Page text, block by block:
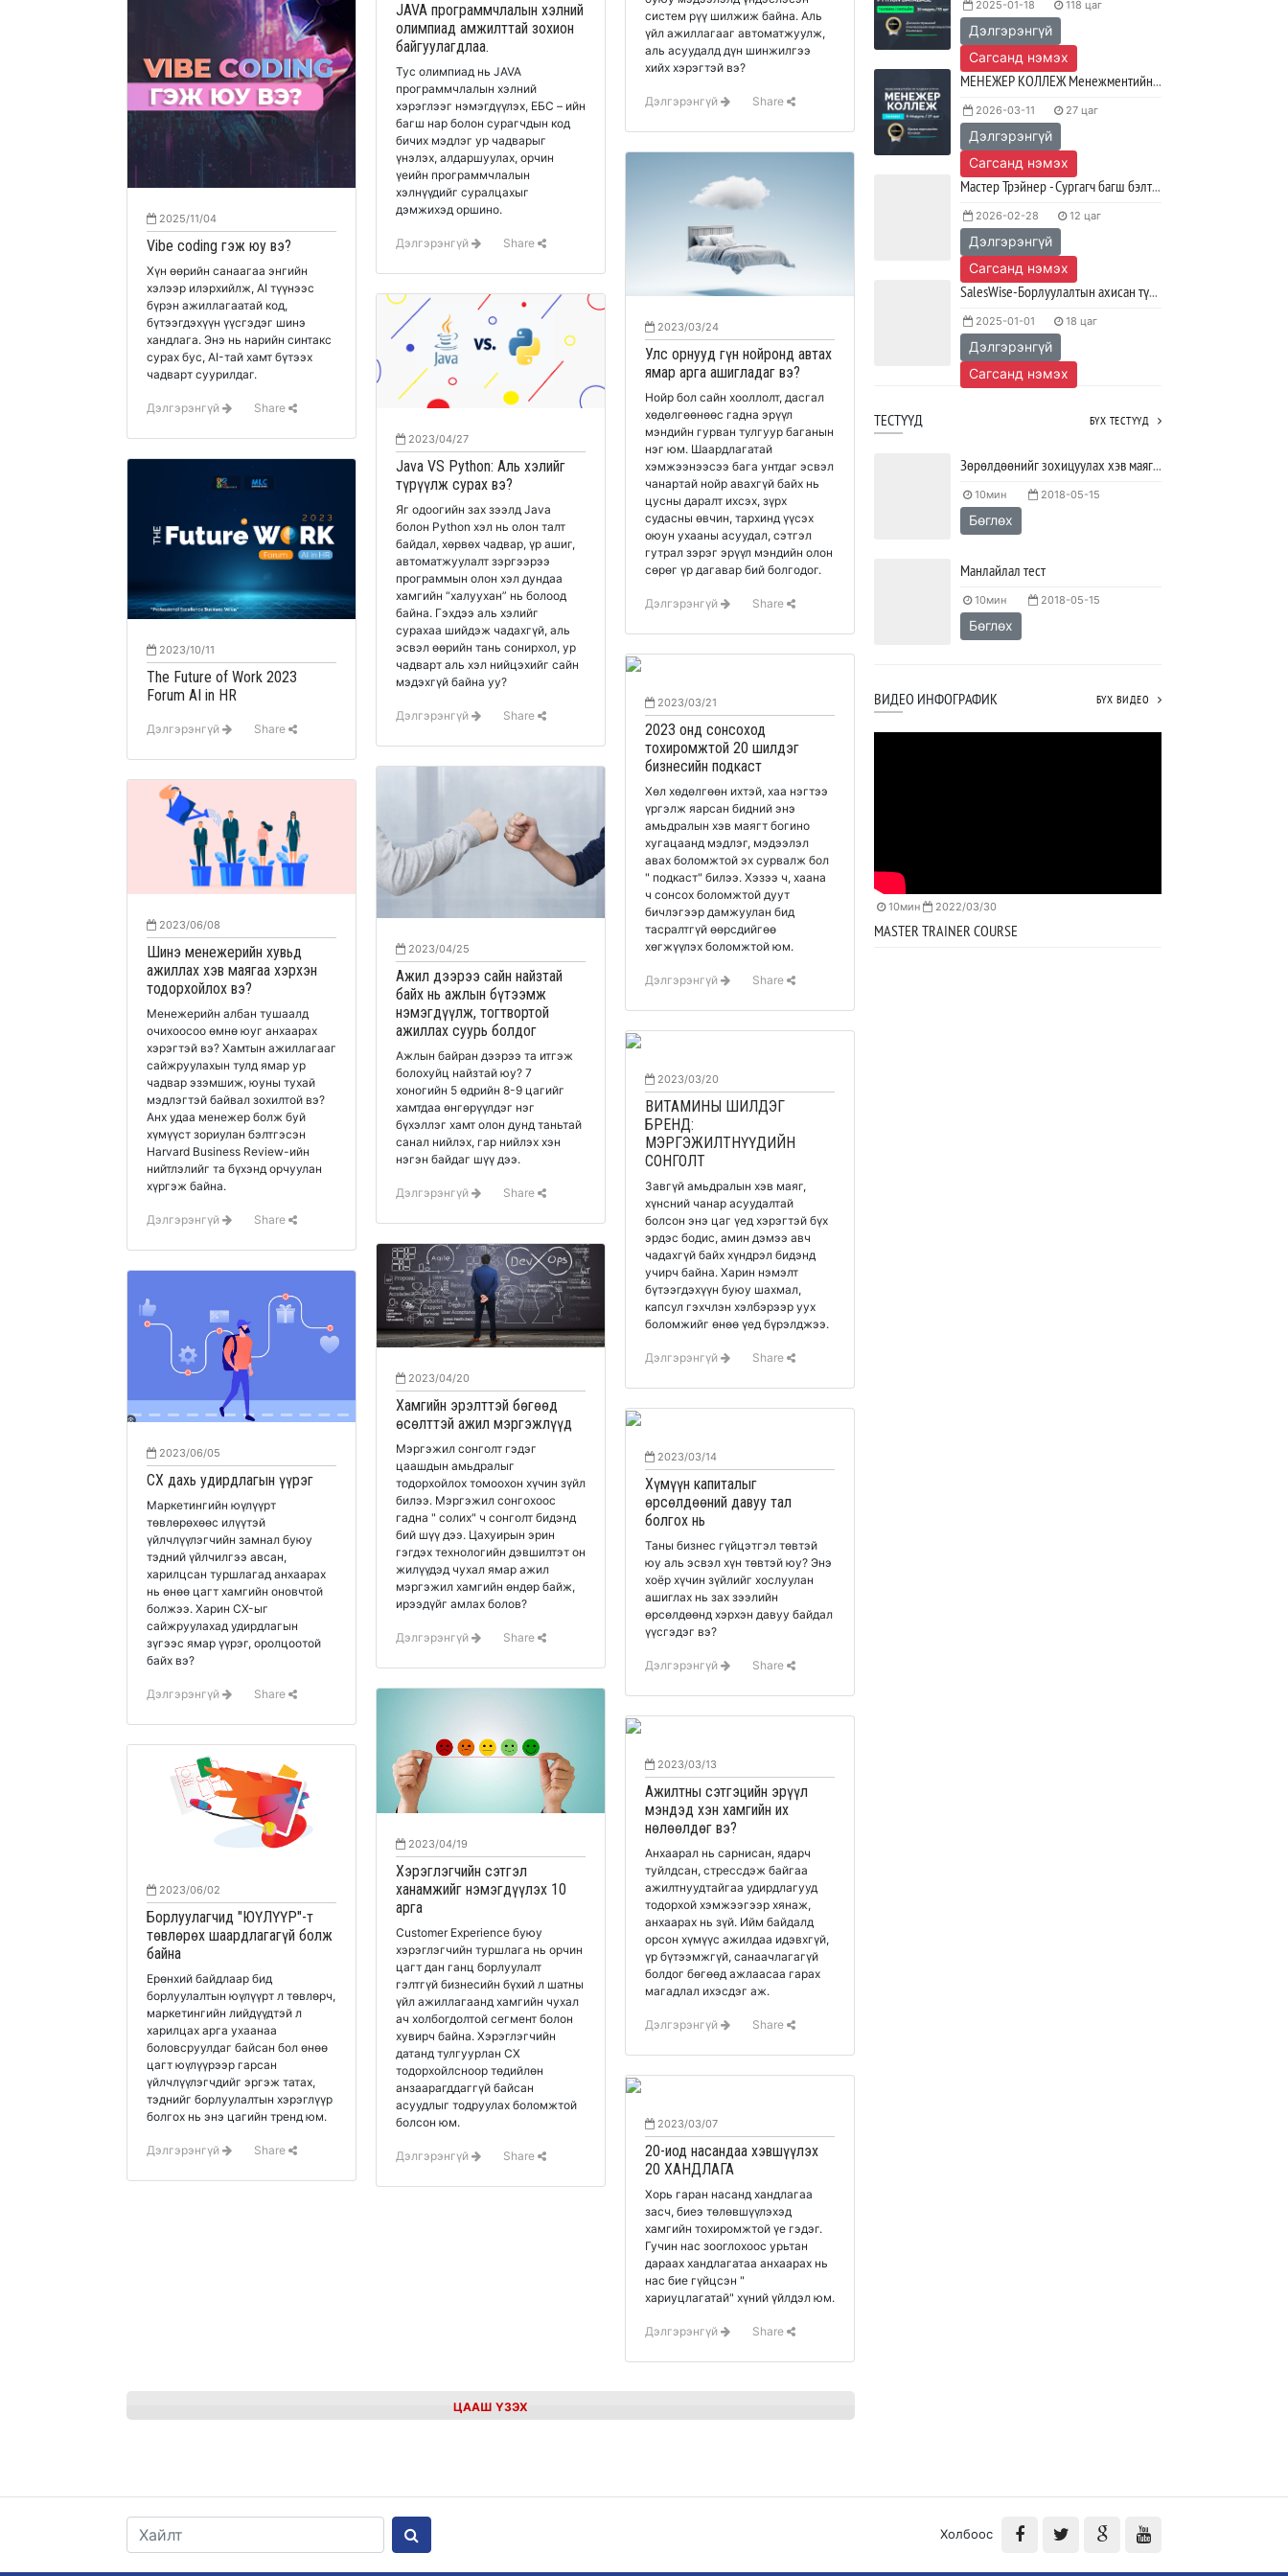
2025/11/04
Vibe coding гэж юу вэ?
Хүн өөрийн санаагаа энгийн
хэлээр илэрхийлж, AI түүнээс
бүрэн ажиллагаатай код,
бүтээгдэхүүн үүсгэдэг шинэ
хандлага. Энэ нь нарийн синтакс
сурах бус, AI-тай хамт бүтээх
чадварт суурилдаг.
Дэлгэрэнгүй Share
2023/10/11
The Future of Work 2023
Forum AI in HR
Дэлгэрэнгүй Share
2023/06/08
Шинэ менежерийн хувьд
ажиллах хэв маягаа хэрхэн
тодорхойлох вэ?
Менежерийн албан тушаалд
очихоосоо өмнө юуг анхаарах
хэрэгтэй вэ? Хамтын ажиллагааг
сайжруулахын тулд ямар ур
чадвар эзэмшиж, юуны тухай
мэдлэгтэй байвал зохилтой вэ?
Анх удаа менежер болж буй
хүмүүст зориулан бэлтгэсэн
Harvard Business Review-ийн
нийтлэлийг та бүхэнд орчуулан
хүргэж байна.
Дэлгэрэнгүй Share
2023/06/05
CX дахь удирдлагын үүрэг
Маркетингийн юүлүүрт
төвлөрөхөөс илүүтэй
үйлчлүүлэгчийн замнал буюу
тэдний үйлчилгээ авсан,
харилцсан туршлагад анхаарах
нь өнөө цагт хамгийн оновчтой
болжээ. Харин CX-ыг
сайжруулахад удирдлагын
зүгээс ямар үүрэг, оролцоотой
байх вэ?
Дэлгэрэнгүй Share
2023/06/02
Борлуулагчид "ЮҮЛҮҮР"-т
төвлөрөх шаардлагагүй болж
байна
Ерөнхий байдлаар бид
борлуулалтын юүлүүрт л төвлөрч,
маркетингийн лийдүүдтэй л
харилцах арга ухаанаа
боловсруулдаг байсан бол өнөө
цагт юүлүүрээр гарсан
үйлчлүүлэгчдийг эргэж татах,
тэднийг борлуулалтын хэрэглүүр
болгох нь энэ цагийн тренд юм.
Дэлгэрэнгүй Share
JAVA программчлалын хэлний
олимпиад амжилттай зохион
байгуулагдлаа.
Тус олимпиад нь JAVA
программчлалын хэлний
хэрэглээг нэмэгдүүлэх, ЕБС – ийн
багш нар болон сурагчдын код
бичих мэдлэг ур чадварыг
үнэлэх, алдаршуулах, орчин
үеийн программчлалын
хэлнүүдийг суралцахыг
дэмжихэд оршино.
Дэлгэрэнгүй Share
2023/04/27
Java VS Python: Аль хэлийг
түрүүлж сурах вэ?
Яг одоогийн зах зээлд Java
болон Python хэл нь олон талт
байдал, хөрвөх чадвар, үр ашиг,
автоматжуулалт зэргээрээ
программын олон хэл дундаа
хамгийн “халуухан” нь болоод
байна. Гэхдээ аль хэлийг
сурахаа шийдэж чадахгүй, аль
эсвэл өөрийн тань сонирхол, ур
чадварт аль хэл нийцэхийг сайн
мэдэхгүй байна уу?
Дэлгэрэнгүй Share
2023/04/25
Ажил дээрээ сайн найзтай
байх нь ажлын бүтээмж
нэмэгдүүлж, тогтвортой
ажиллах суурь болдог
Ажлын байран дээрээ та итгэж
болохуйц найзтай юу? 7
хоногийн 5 өдрийн 8-9 цагийг
хамтдаа өнгөрүүлдэг нэг
бүхэллэг хамт олон дунд таньтай
санал нийлэх, гар нийлэх хэн
нэгэн байдаг шүү дээ.
Дэлгэрэнгүй Share
2023/04/20
Хамгийн эрэлттэй бөгөөд
өсөлттэй ажил мэргэжлүүд
Мэргэжил сонголт гэдэг
цаашдын амьдралыг
тодорхойлох томоохон хүчин зүйл
билээ. Мэргэжил сонгохоос
гадна " солих" ч сонголт бидэнд
бий шүү дээ. Цахуирын эрин
гэгдэх технологийн дэвшилтэт он
жилүүдэд чухал ямар ажил
мэргэжил хамгийн өндөр байж,
ирээдүйг амлах болов?
Дэлгэрэнгүй Share
2023/04/19
Хэрэглэгчийн сэтгэл
ханамжийг нэмэгдүүлэх 10
арга
Customer Experience буюу
хэрэглэгчийн туршлага нь орчин
цагт дан ганц борлуулалт
гэлтгүй бизнесийн бүхий л шатны
үйл ажиллагаанд хамгийн чухал
ач холбогдолтой сегмент болон
хувирч байна. Хэрэглэгчийн
датанд тулгуурлан CX
тодорхойлсноор төдийлөн
анзаарагддаггүй байсан
асуудлыг тодруулах боломжтой
болсон юм.
Дэлгэрэнгүй Share
систем рүү шилжиж байна. Аль
үйл ажиллагааг автоматжуулж,
аль асуудалд дүн шинжилгээ
хийх хэрэгтэй вэ?
Дэлгэрэнгүй Share
2023/03/24
Улс орнууд гүн нойронд автах
ямар арга ашигладаг вэ?
Нойр бол сайн хооллолт, дасгал
хөдөлгөөнөөс гадна эрүүл
мэндийн гурван тулгуур баганын
нэг юм. Шаардлагатай
хэмжээнээсээ бага унтдаг эсвэл
чанартай нойр авахгүй байх нь
цусны даралт ихсэх, зүрх
судасны өвчин, тархинд үүсэх
оюун ухааны асуудал, сэтгэл
гутрал зэрэг эрүүл мэндийн олон
сөрөг үр дагавар бий болгодог.
Дэлгэрэнгүй Share
2023/03/21
2023 онд сонсоход
тохиромжтой 20 шилдэг
бизнесийн подкаст
Хөл хөдөлгөөн ихтэй, хаа нэгтээ
үргэлж яарсан бидний энэ
амьдралын хэв маягт богино
хугацаанд мэдлэг, мэдээлэл
авах боломжтой эх сурвалж бол
" подкаст" билээ. Хэзээ ч, хаана
ч сонсох боломжтой дуут
бичлэгээр дамжуулан бид
тасралтгүй өөрсдийгөө
хөгжүүлэх боломжтой юм.
Дэлгэрэнгүй Share
2023/03/20
ВИТАМИНЫ ШИЛДЭГ
БРЕНД:
МЭРГЭЖИЛТНҮҮДИЙН
СОНГОЛТ
Завгүй амьдралын хэв маяг,
хүнсний чанар асуудалтай
болсон энэ цаг үед хэрэгтэй бүх
эрдэс бодис, амин дэмээ авч
чадахгүй байх хүндрэл бидэнд
учирч байна. Харин нэмэлт
бүтээгдэхүүн буюу шахмал,
капсул гэхчлэн хэлбэрээр уух
боломжийг өнөө үед бүрэлджээ.
Дэлгэрэнгүй Share
2023/03/14
Хүмүүн капиталыг
өрсөлдөөний давуу тал
болгох нь
Таны бизнес гүйцэтгэл төвтэй
юу аль эсвэл хүн төвтэй юу? Энэ
хоёр хүчин зүйлийг хослуулан
ашиглах нь зах зээлийн
өрсөлдөөнд хэрхэн давуу байдал
үүсгэдэг вэ?
Дэлгэрэнгүй Share
2023/03/13
Ажилтны сэтгэцийн эрүүл
мэндэд хэн хамгийн их
нөлөөлдөг вэ?
Анхаарал нь сарнисан, ядарч
туйлдсан, стрессдэж байгаа
ажилтнуудтайгаа удирдлагууд
тодорхой хэмжээгээр хянаж,
анхаарах нь зүй. Ийм байдалд
орсон хүмүүс ажилдаа идэвхгүй,
үр бүтээмжгүй, санаачлагагүй
болдог бөгөөд ажлаасаа гарах
магадлал ихэсдэг аж.
Дэлгэрэнгүй Share
2023/03/07
20-иод насандаа хэвшүүлэх
20 ХАНДЛАГА
Хорь гаран насанд хандлагаа
засч, биеэ төлөвшүүлэхэд
хамгийн тохиромжтой үе гэдэг.
Гучин нас зооглохоос урьтан
дараах хандлагатаа анхаарах нь
нас бие гүйцсэн "
хариуцлагатай" хүний үйлдэл юм.
Дэлгэрэнгүй Share
ЦААШ ҮЗЭХ
олимпиад амжилттай зохион
байгуулагдлаа.
2023/05/15 SHARE
сурах вэ?
2023/04/27 SHARE
Ажил дээрээ сайн найзтай байх нь
ажлын бүтээмж нэмэгдүүлж,
тогтвортой ажиллах суурь болдог
2023/04/25 SHARE
2025-01-18 118 цаг
Дэлгэрэнгүй
Сагсанд нэмэх
МЕНЕЖЕР КОЛЛЕЖ Менежментийн ур чадварын сургалт
2026-03-11 27 цаг
Дэлгэрэнгүй
Сагсанд нэмэх
Мастер Трэйнер - Сургагч багш бэлтгэх хөтөлбөр
2026-02-28 12 цаг
Дэлгэрэнгүй
Сагсанд нэмэх
SalesWise-Борлуулалтын ахисан түвшний хөтөлбөр
2025-01-01 18 цаг
Дэлгэрэнгүй
Сагсанд нэмэх
ТЕСТҮҮД БҮХ ТЕСТҮҮД
Зөрөлдөөнийг зохицуулах хэв маягийг тодорхойлох тест
10мин 2018-05-15
Бөглөх
Манлайлал тест
10мин 2018-05-15
Бөглөх
ВИДЕО ИНФОГРАФИК БҮХ ВИДЕО
10мин 2022/03/30
MASTER TRAINER COURSE
Холбоос